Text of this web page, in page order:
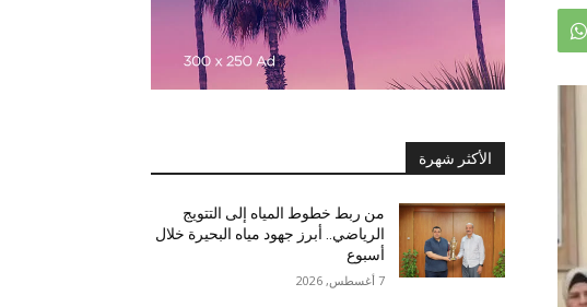
الأكثر شهرة
من ربط خطوط المياه إلى التتويج
الرياضي.. أبرز جهود مياه البحيرة خلال
أسبوع
7 أغسطس, 2026